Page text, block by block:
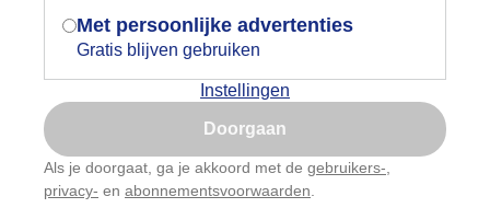
Met persoonlijke advertenties
Gratis blijven gebruiken
Instellingen
Doorgaan
Als je doorgaat, ga je akkoord met de gebruikers-
privacy- en abonnementsvoorwaarden
je browser waarin deze toestemming
gevraagd wordt.
Is goed, toon de popup
Nu niet, misschien later
Gebruik je Safari en wil je niet elke dag deze pop-up